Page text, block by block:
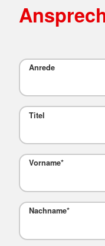
Anrede
Titel
Vorname*
Nachname*